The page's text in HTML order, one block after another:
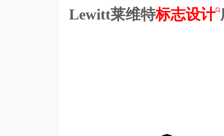
Lewitt莱维特标志设计